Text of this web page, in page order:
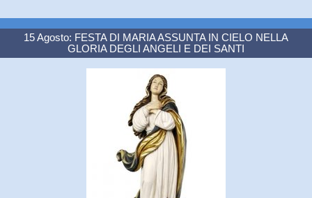
15 Agosto: FESTA DI MARIA ASSUNTA IN CIELO NELLA
GLORIA DEGLI ANGELI E DEI SANTI